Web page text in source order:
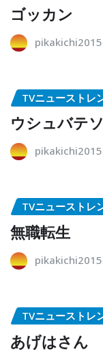
ゴッカン
TVニューストレ
ウシュバテ
TVニューストレ
無職転生
TVニューストレ
あげはさん